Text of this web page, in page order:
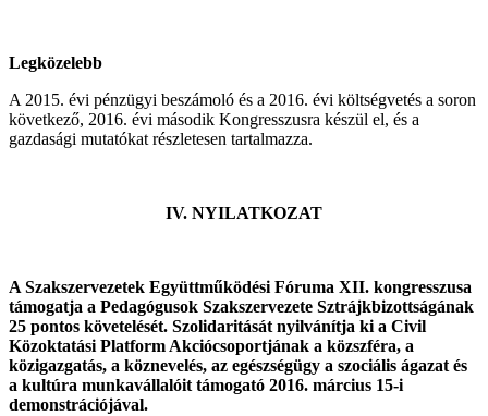
Legközelebb
A 2015. évi pénzügyi beszámoló és a 2016. évi költségvetés a soron
következő, 2016. évi második Kongresszusra készül el, és a
gazdasági mutatókat részletesen tartalmazza.
IV. NYILATKOZAT
A Szakszervezetek Együttműködési Fóruma XII. kongresszusa
támogatja a Pedagógusok Szakszervezete Sztrájkbizottságának
25 pontos követelését. Szolidaritását nyilvánítja ki a Civil
Közoktatási Platform Akciócsoportjának a közszféra, a
közigazgatás, a köznevelés, az egészségügy a szociális ágazat és
a kultúra munkavállalóit támogató 2016. március 15-i
demonstrációjával.